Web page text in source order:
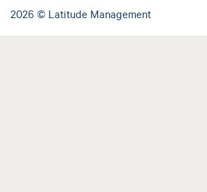
2026 © Latitude Management